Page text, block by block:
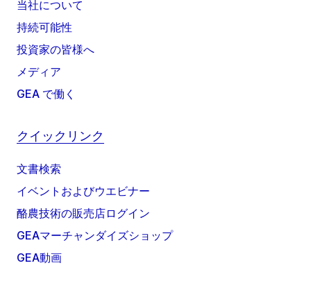
当社について
持続可能性
投資家の皆様へ
メディア
GEA で働く
クイックリンク
文書検索
イベントおよびウエビナー
酪農技術の販売店ログイン
GEAマーチャンダイズショップ
GEA動画